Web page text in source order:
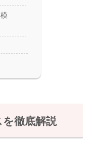
徹底解説